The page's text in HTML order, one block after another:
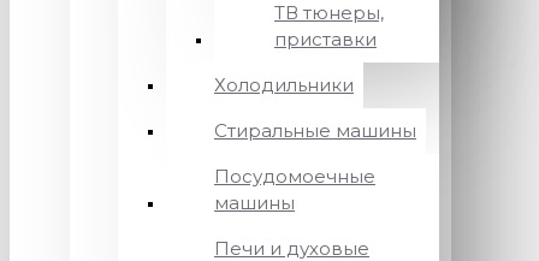
ТВ тюнеры,
приставки
Холодильники
Стиральные машины
Посудомоечные
машины
Печи и духовые